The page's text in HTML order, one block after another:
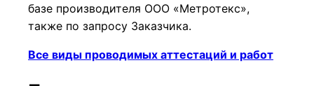
базе производителя ООО «Метротекс»,
также по запросу Заказчика.
Все виды проводимых аттестаций и работ